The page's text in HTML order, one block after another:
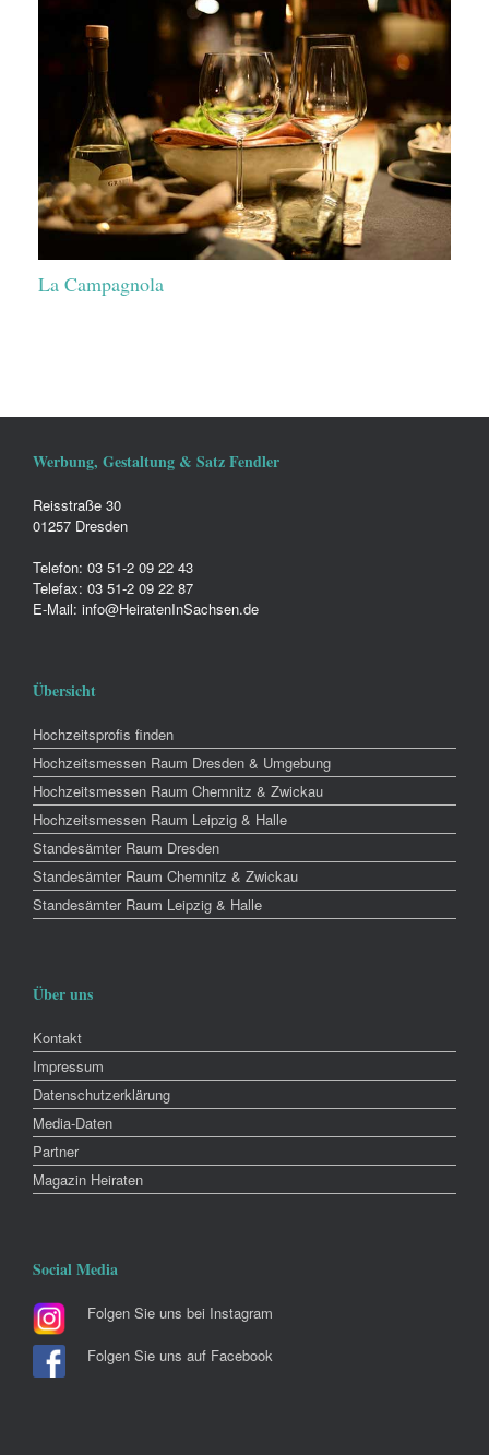
La Campagnola
Werbung, Gestaltung & Satz Fendler
Reisstraße 30
01257 Dresden
Telefon: 03 51-2 09 22 43
Telefax: 03 51-2 09 22 87
E-Mail: info@HeiratenInSachsen.de
Übersicht
Hochzeitsprofis finden
Hochzeitsmessen Raum Dresden & Umgebung
Hochzeitsmessen Raum Chemnitz & Zwickau
Hochzeitsmessen Raum Leipzig & Halle
Standesämter Raum Dresden
Standesämter Raum Chemnitz & Zwickau
Standesämter Raum Leipzig & Halle
Über uns
Kontakt
Impressum
Datenschutzerklärung
Media-Daten
Partner
Magazin Heiraten
Social Media
Folgen Sie uns bei Instagram
Folgen Sie uns auf Facebook